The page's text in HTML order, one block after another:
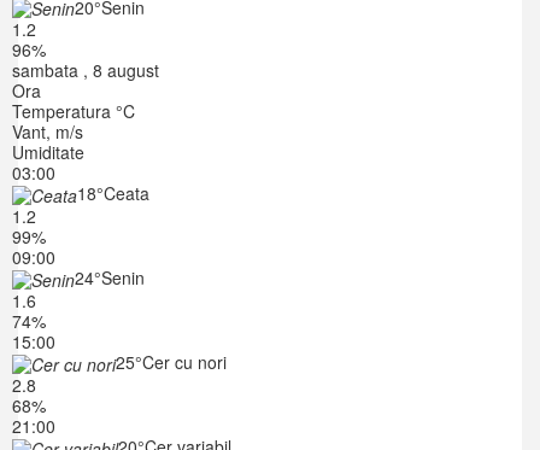
20°Senin
1.2
96%
sambata , 8 august
Ora
Temperatura °C
Vant, m/s
Umiditate
03:00
18°Ceata
1.2
99%
09:00
24°Senin
1.6
74%
15:00
25°Cer cu nori
2.8
68%
21:00